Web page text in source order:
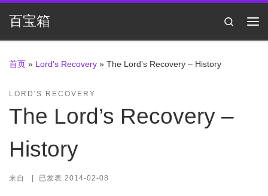
Skip to content
百宝箱
Search
首页 » Lord's Recovery » The Lord’s Recovery – History
LORD'S RECOVERY
The Lord’s Recovery –
History
来自 | 已发表 2014-02-08